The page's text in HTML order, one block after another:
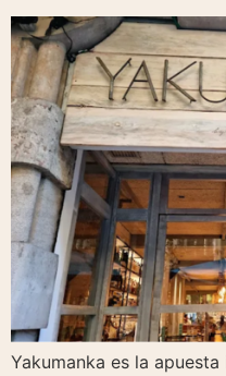
Yakumanka es la